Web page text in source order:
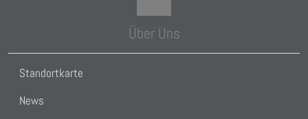
Über Uns
Standortkarte
News